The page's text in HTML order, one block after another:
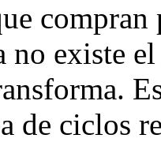
no existe
de ciclos